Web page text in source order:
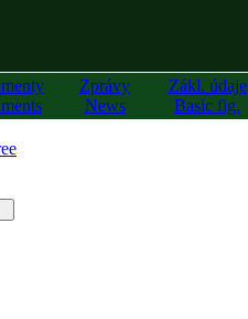
Zprávy
News
Zákl. údaje
Basic fig.